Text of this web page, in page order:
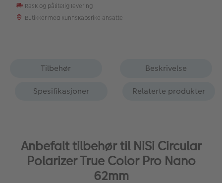
Rask og pålitelig levering
Butikker med kunnskapsrike ansatte
Tilbehør
Beskrivelse
Spesifikasjoner
Relaterte produkter
Anbefalt tilbehør til NiSi Circular
Polarizer True Color Pro Nano
62mm